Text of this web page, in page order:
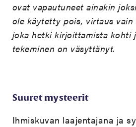
ovat vapautuneet ainakin
ole käytetty pois, virtaus
joka hetki kirjoittamista kohti
tekeminen on väsyttänyt.
Suuret mysteerit
Ihmiskuvan laajentajana ja